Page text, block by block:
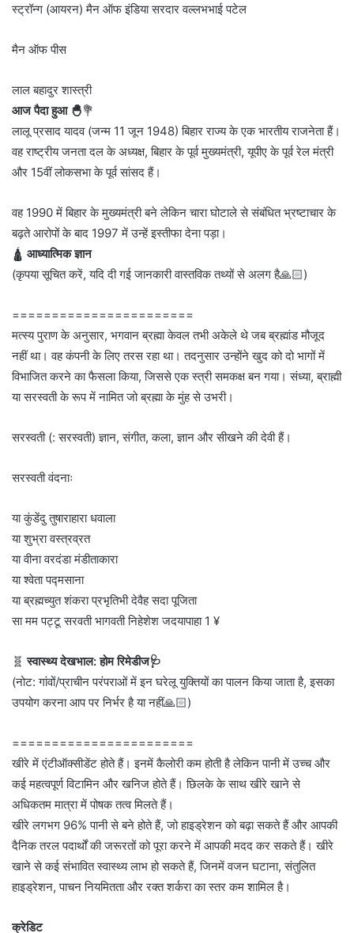
स्ट्रॉन्ग (आयरन) मैन ऑफ इंडिया सरदार वल्लभभाई पटेल
मैन ऑफ पीस
लाल बहादुर शास्त्री
आज पैदा हुआ 🐣💐
लालू प्रसाद यादव (जन्म 11 जून 1948) बिहार राज्य के एक भारतीय राजनेता हैं।
वह राष्ट्रीय जनता दल के अध्यक्ष, बिहार के पूर्व मुख्यमंत्री, यूपीए के पूर्व रेल मंत्री
और 15वीं लोकसभा के पूर्व सांसद हैं।
वह 1990 में बिहार के मुख्यमंत्री बने लेकिन चारा घोटाले से संबंधित भ्रष्टाचार के
बढ़ते आरोपों के बाद 1997 में उन्हें इस्तीफा देना पड़ा।
🛕 आध्यात्मिक ज्ञान
(कृपया सूचित करें, यदि दी गई जानकारी वास्तविक तथ्यों से अलग है🙏🏻)
=======================
मत्स्य पुराण के अनुसार, भगवान ब्रह्मा केवल तभी अकेले थे जब ब्रह्मांड मौजूद
नहीं था। वह कंपनी के लिए तरस रहा था। तदनुसार उन्होंने खुद को दो भागों में
विभाजित करने का फैसला किया, जिससे एक स्त्री समकक्ष बन गया। संध्या, ब्राह्मी
या सरस्वती के रूप में नामित जो ब्रह्मा के मुंह से उभरी।
सरस्वती (: सरस्वती) ज्ञान, संगीत, कला, ज्ञान और सीखने की देवी हैं।
सरस्वती वंदनाः
या कुंडेंदु तुषाराहारा धवाला
या शुभ्रा वस्त्रव्रत
या वीना वरदंडा मंडीताकारा
या श्वेता पद्मसाना
या ब्रह्मच्युत शंकरा प्रभृतिभी देवैह सदा पूजिता
सा मम पट्टू सरवती भागवती निहेशेश जदयापाहा 1 ¥
🧬स्वास्थ्य देखभाल: होम रिमेडीज🩺
(नोट: गांवों/प्राचीन परंपराओं में इन घरेलू युक्तियों का पालन किया जाता है, इसका
उपयोग करना आप पर निर्भर है या नहीं🙏🏻)
=======================
खीरे में एंटीऑक्सीडेंट होते हैं। इनमें कैलोरी कम होती है लेकिन पानी में उच्च और
कई महत्वपूर्ण विटामिन और खनिज होते हैं। छिलके के साथ खीरे खाने से
अधिकतम मात्रा में पोषक तत्व मिलते हैं।
खीरे लगभग 96% पानी से बने होते हैं, जो हाइड्रेशन को बढ़ा सकते हैं और आपकी
दैनिक तरल पदार्थों की जरूरतों को पूरा करने में आपकी मदद कर सकते हैं। खीरे
खाने से कई संभावित स्वास्थ्य लाभ हो सकते हैं, जिनमें वजन घटाना, संतुलित
हाइड्रेशन, पाचन नियमितता और रक्त शर्करा का स्तर कम शामिल है।
क्रेडिट